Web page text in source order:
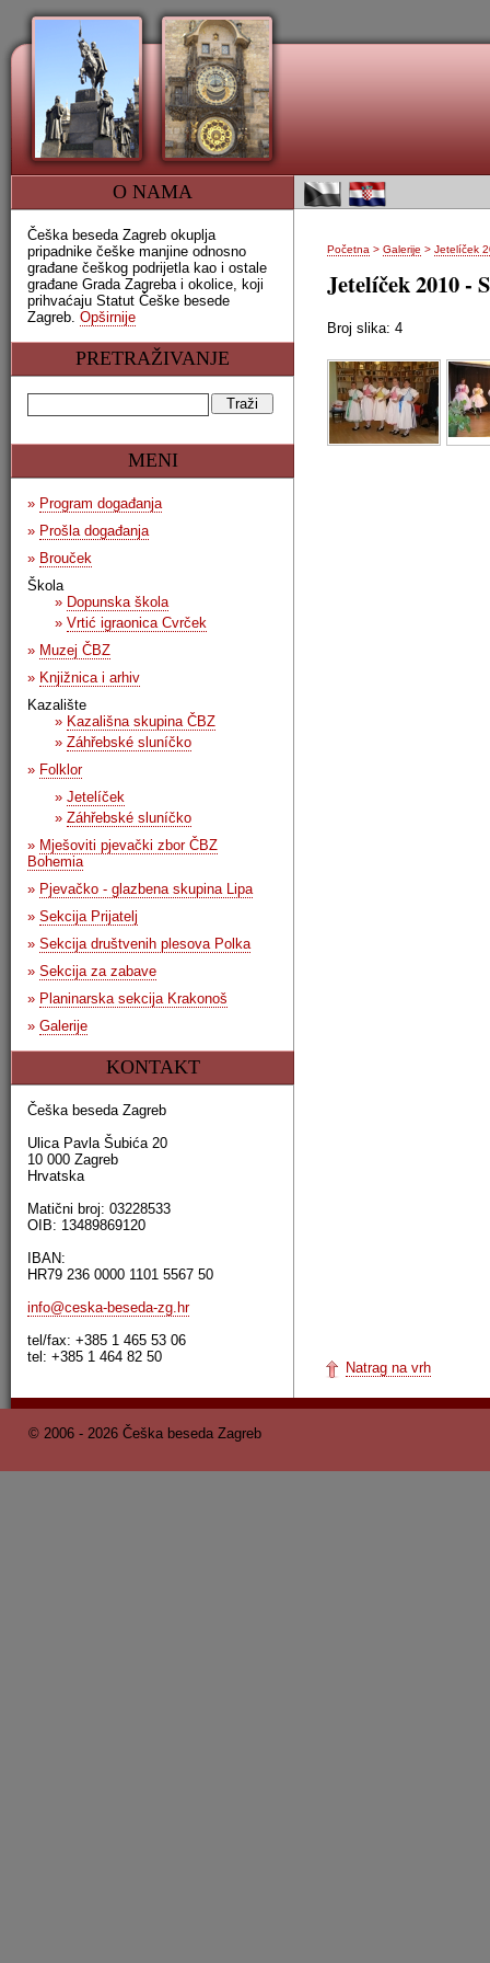
O NAMA
Češka beseda Zagreb okuplja
pripadnike češke manjine odnosno
građane češkog podrijetla kao i ostale
građane Grada Zagreba i okolice, koji
prihvaćaju Statut Češke besede
Zagreb. Opširnije
PRETRAŽIVANJE
MENI
» Program događanja
» Prošla događanja
» Brouček
Škola
» Dopunska škola
» Vrtić igraonica Cvrček
» Muzej ČBZ
» Knjižnica i arhiv
Kazalište
» Kazališna skupina ČBZ
» Záhřebské sluníčko
» Folklor
» Jetelíček
» Záhřebské sluníčko
» Mješoviti pjevački zbor ČBZ
Bohemia
» Pjevačko - glazbena skupina Lipa
» Sekcija Prijatelj
» Sekcija društvenih plesova Polka
» Sekcija za zabave
» Planinarska sekcija Krakonoš
» Galerije
KONTAKT
Češka beseda Zagreb
Ulica Pavla Šubića 20
10 000 Zagreb
Hrvatska
Matični broj: 03228533
OIB: 13489869120
IBAN:
HR79 236 0000 1101 5567 50
info@ceska-beseda-zg.hr
tel/fax: +385 1 465 53 06
tel: +385 1 464 82 50
Početna >Galerije >Jetelíček
Jetelíček 2010 -
Broj slika: 4
Natrag na vrh
© 2006 - 2026 Češka beseda Zagreb